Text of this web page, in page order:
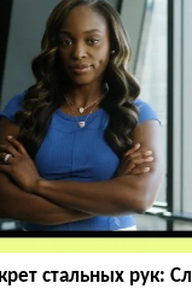
стальных рук: